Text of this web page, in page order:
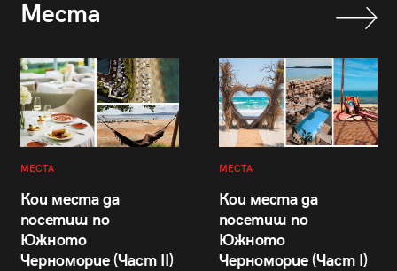
Места
МЕСТА
Кои места да
посетиш по
Южното
Черноморие (Част II)
МЕСТА
Кои места да
посетиш по
Южното
Черноморие (Част I)